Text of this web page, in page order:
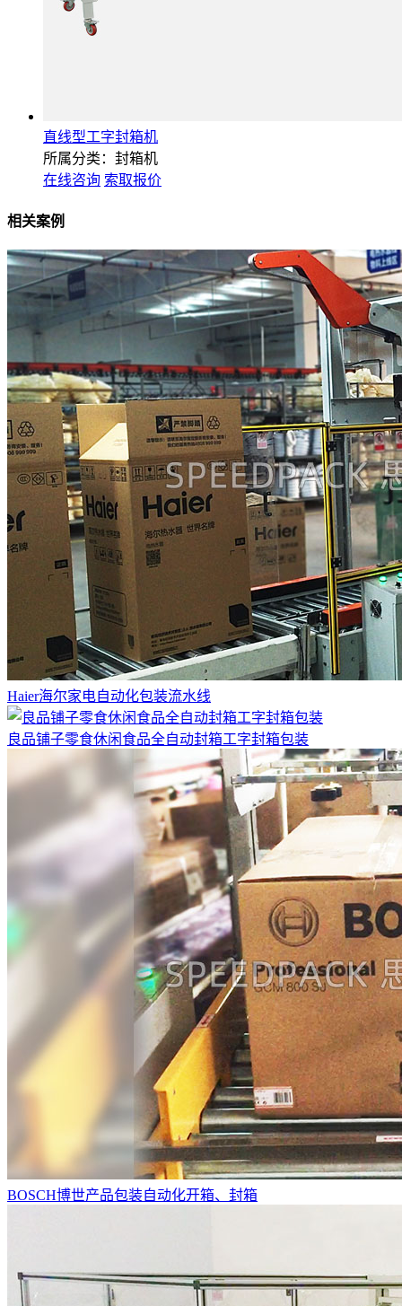
直线型工字封箱机
所属分类：封箱机
在线咨询 索取报价
相关案例
Haier海尔家电自动化包装流水线
良品铺子零食休闲食品全自动封箱工字封箱包装
BOSCH博世产品包装自动化开箱、封箱